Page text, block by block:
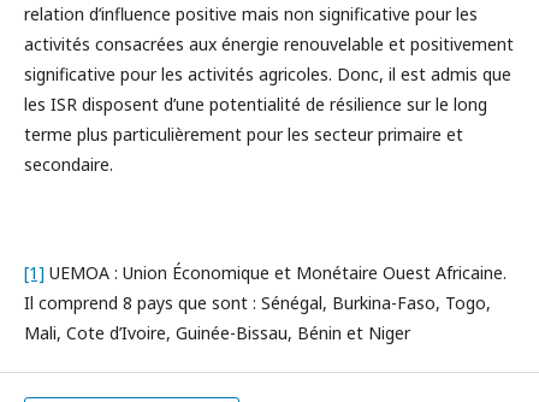
relation d’influence positive mais non significative pour les
activités consacrées aux énergie renouvelable et positivement
significative pour les activités agricoles. Donc, il est admis que
les ISR disposent d’une potentialité de résilience sur le long
terme plus particulièrement pour les secteur primaire et
secondaire.
[1] UEMOA : Union Économique et Monétaire Ouest Africaine.
Il comprend 8 pays que sont : Sénégal, Burkina-Faso, Togo,
Mali, Cote d’Ivoire, Guinée-Bissau, Bénin et Niger